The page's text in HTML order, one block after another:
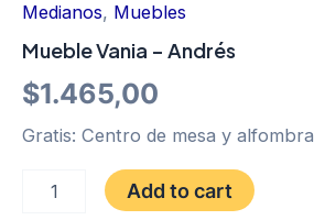
Medianos, Muebles
Mueble Vania – Andrés
$1.465,00
Gratis: Centro de mesa y alfombra
Vania
Add to cart